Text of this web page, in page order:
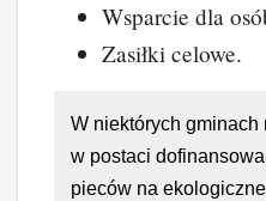
Wsparcie dla
Zasiłki celowe.
W niektórych gminach
w postaci
pieców na ekologiczne